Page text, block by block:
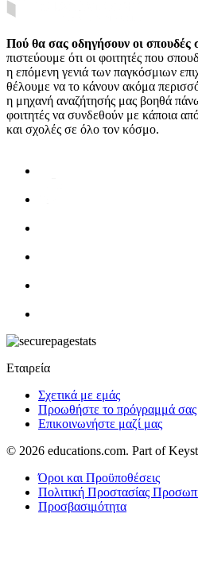
Πού θα σας οδηγήσουν οι σπουδές
πιστεύουμε ότι οι φοιτητές που
η επόμενη γενιά των παγκόσμιων
θέλουμε να το κάνουν ακόμα
η μηχανή αναζήτησής μας βοηθά
φοιτητές να συνδεθούν με κάποια
και σχολές σε όλο τον κόσμο.
Εταιρεία
Σχετικά με εμάς
Προωθήστε το πρόγραμμά σας
Επικοινωνήστε μαζί μας
© 2026 educations.com. Part of
Όροι και Προϋποθέσεις
Πολιτική Προστασίας
Προσβασιμότητα